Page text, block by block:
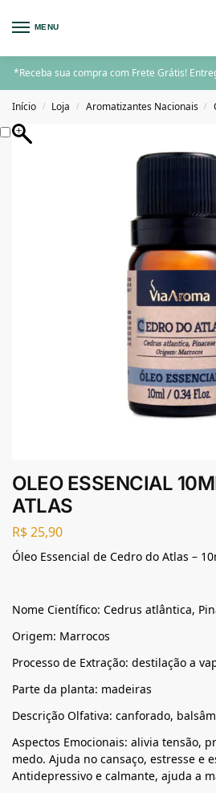
MENU
*Receba sua compra com Frete Grátis!
Início / Loja / Aromatizantes Nacionais /
OLEO ESSENCIAL
ATLAS
R$25,90
Óleo Essencial de Cedro do Atlas –
Nome Científico: Cedrus atlântica,
Origem: Marrocos
Processo de Extração: destilação a
Parte da planta: madeiras
Descrição Olfativa: canforado,
Aspectos Emocionais: alivia tensão,
medo. Ajuda no cansaço, estresse e
Antidepressivo e calmante, ajuda a